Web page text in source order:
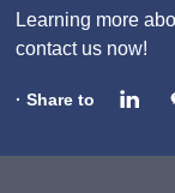
Learning more
contact us now!
· Share to